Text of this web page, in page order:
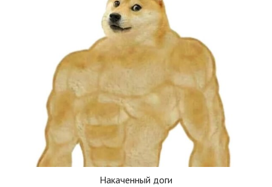
Накаченный доги